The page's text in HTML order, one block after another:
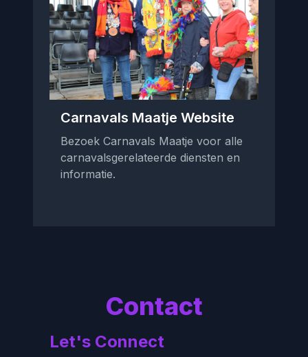
Carnavals Maatje Website
Bezoek Carnavals Maatje voor alle
carnavalsgerelateerde diensten en
informatie.
Contact
Let's Connect